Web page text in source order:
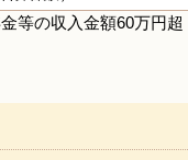
等の収入金額60万円